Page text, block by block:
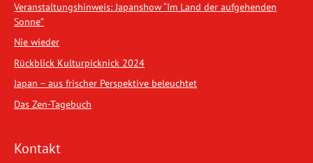
Veranstaltungshinweis: Japanshow “Im Land der aufgehenden
Sonne”
Nie wieder
Rückblick Kulturpicknick 2024
Japan – aus frischer Perspektive beleuchtet
Das Zen-Tagebuch
Kontakt